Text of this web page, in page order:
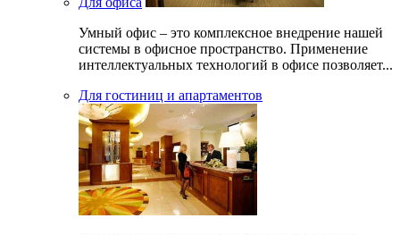
Умный офис – это комплексное внедрение нашей
системы в офисное пространство. Применение
интеллектуальных технологий в офисе позволяет...
Для гостиниц и апартаментов